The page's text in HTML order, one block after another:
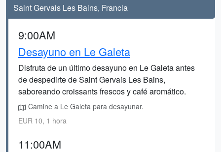
Saint Gervais Les Bains, Francia
9:00AM
Desayuno en Le Galeta
Disfruta de un último desayuno en Le Galeta antes
de despedirte de Saint Gervais Les Bains,
saboreando croissants frescos y café aromático.
Camine a Le Galeta para desayunar.
EUR 10, 1 hora
11:00AM